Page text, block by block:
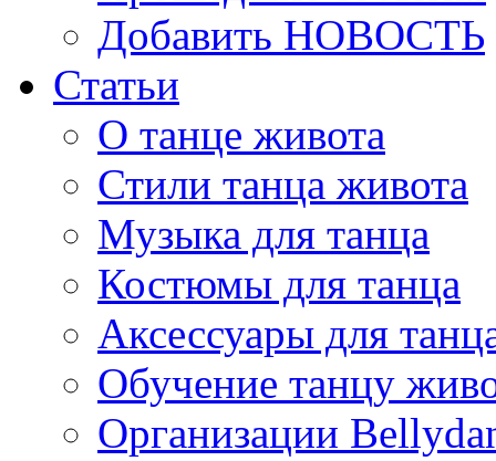
Добавить НОВОСТЬ
Статьи
О танце живота
Стили танца живота
Музыка для танца
Костюмы для танца
Аксессуары для
Обучение танцу
Организации